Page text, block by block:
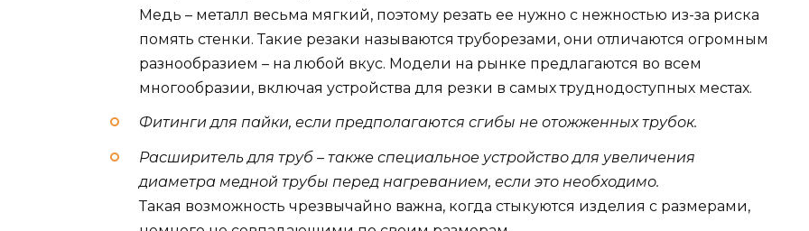
Медь – металл весьма мягкий, поэтому резать ее нужно с нежностью из-за риска
помять стенки. Такие резаки называются труборезами, они отличаются огромным
разнообразием – на любой вкус. Модели на рынке предлагаются во всем
многообразии, включая устройства для резки в самых труднодоступных местах.
Фитинги для пайки, если предполагаются сгибы не отожженных трубок.
Расширитель для труб – также специальное устройство для увеличения
диаметра медной трубы перед нагреванием, если это необходимо.
Такая возможность чрезвычайно важна, когда стыкуются изделия с размерами,